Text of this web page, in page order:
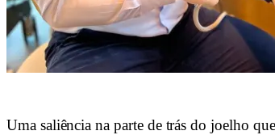
Uma saliência na parte de trás do joelho